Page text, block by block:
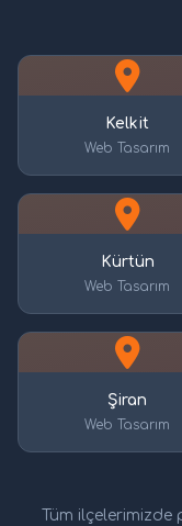
Kelkit
Web Tasarım
Kürtün
Web Tasarım
Şiran
Web Tasarım
Tüm